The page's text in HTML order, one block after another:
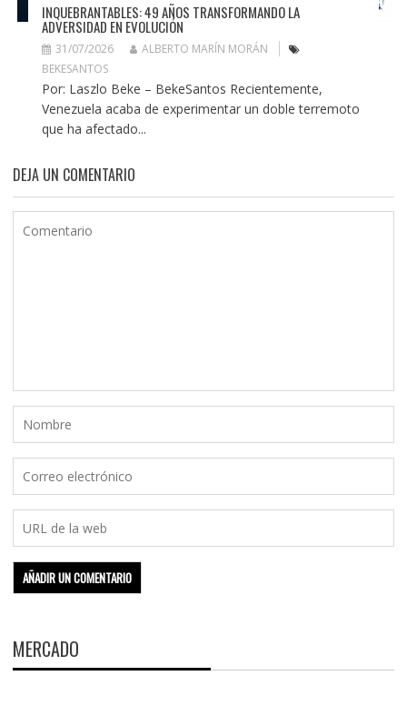
INQUEBRANTABLES: 49 AÑOS TRANSFORMANDO LA
ADVERSIDAD EN EVOLUCIÓN
31/07/2026
ALBERTO MARÍN MORÁN
BEKESANTOS
Por: Laszlo Beke – BekeSantos Recientemente,
Venezuela acaba de experimentar un doble terremoto
que ha afectado...
DEJA UN COMENTARIO
MERCADO